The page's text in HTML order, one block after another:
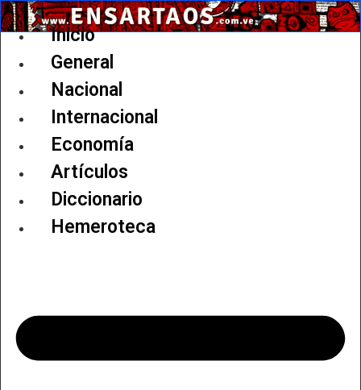
Ir
al
Inicio
General
Nacional
Internacional
Economía
Artículos
Diccionario
Hemeroteca